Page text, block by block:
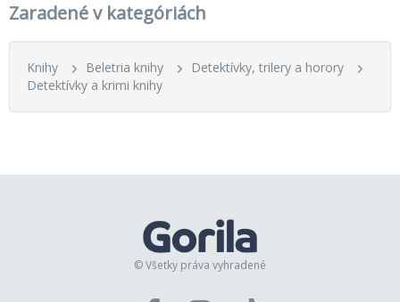
Zaradené v kategóriách
Knihy Beletria knihy
Detektívky, trilery a horory
Detektívky a krimi knihy
© Všetky práva vyhradené